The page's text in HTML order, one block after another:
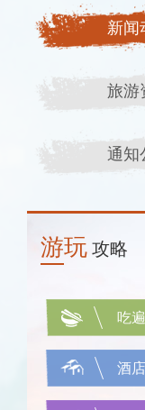
新闻
旅游
通知
游玩 攻略
吃
酒